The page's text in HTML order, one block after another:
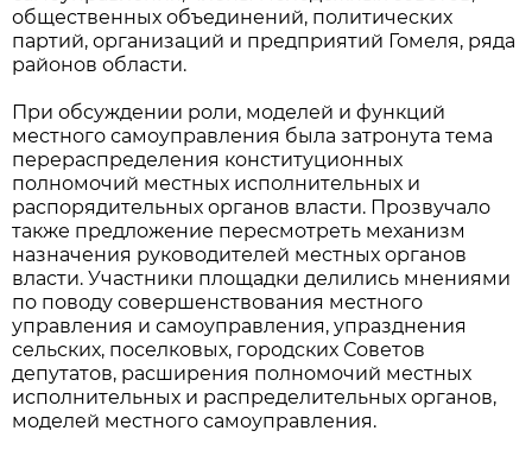
общественных объединений, политических
партий, организаций и предприятий Гомеля, ряда
районов области.
При обсуждении роли, моделей и функций
местного самоуправления была затронута тема
перераспределения конституционных
полномочий местных исполнительных и
распорядительных органов власти. Прозвучало
также предложение пересмотреть механизм
назначения руководителей местных органов
власти. Участники площадки делились мнениями
по поводу совершенствования местного
управления и самоуправления, упразднения
сельских, поселковых, городских Советов
депутатов, расширения полномочий местных
исполнительных и распределительных органов,
моделей местного самоуправления.